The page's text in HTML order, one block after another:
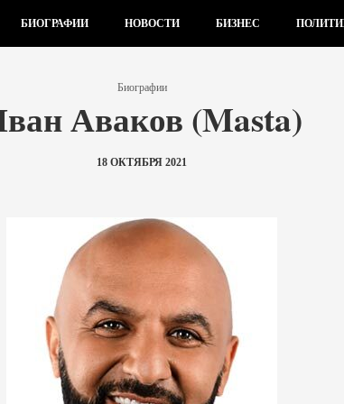
БИОГРАФИИ НОВОСТИ БИЗНЕС
Биографии
Аваков (Masta)
18 ОКТЯБРЯ 2021